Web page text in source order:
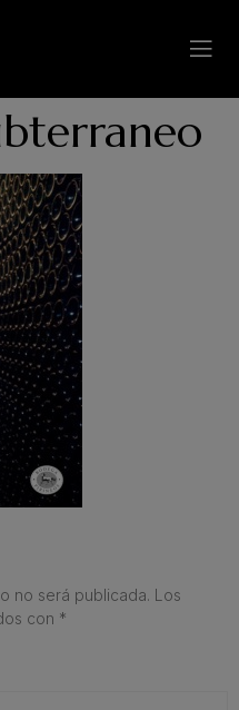
no será publicada. Los
con *